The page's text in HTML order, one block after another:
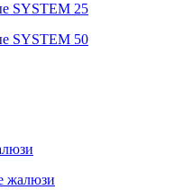
SYSTEM 25
SYSTEM 50
жалюзи